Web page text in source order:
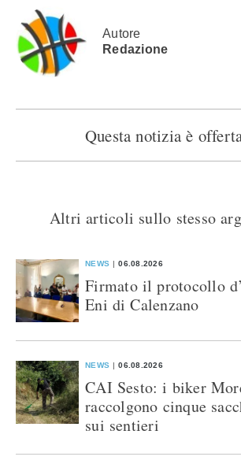
finestra)
Autore
Redazione
Questa notizia è
Altri articoli sullo stesso
NEWS 06.08.2026
Firmato il protocollo
Eni di Calenzano
NEWS 06.08.2026
CAI Sesto: i biker
raccolgono cinque
sui sentieri